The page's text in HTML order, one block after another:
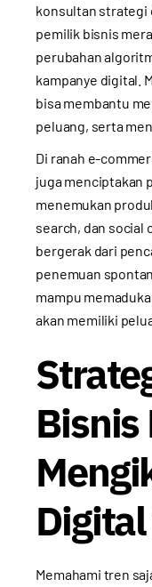
konsultan strategi
pemilik bisnis
perubahan
kampanye digital.
bisa membantu
peluang, serta
Di ranah e-
juga menciptakan
menemukan
search, dan social
bergerak dari
penemuan
mampu
akan memiliki
Bisnis
Memahami tren